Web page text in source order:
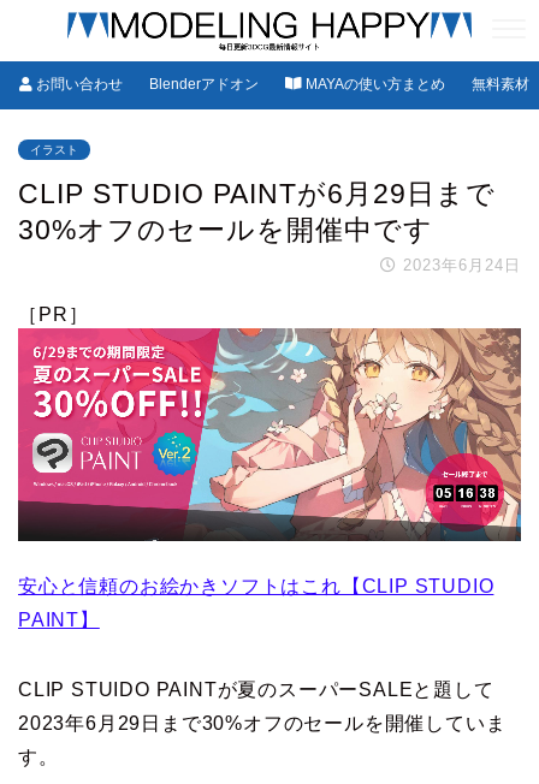
お問い合わせ Blenderアドオン MAYAの使い方まとめ 無料素材
イラスト
CLIP STUDIO PAINTが6月29日まで
30%オフのセールを開催中です
2023年6月24日
［PR］
安心と信頼のお絵かきソフトはこれ【CLIP STUDIO
PAINT】
CLIP STUIDO PAINTが夏のスーパーSALEと題して
2023年6月29日まで30%オフのセールを開催していま
す。